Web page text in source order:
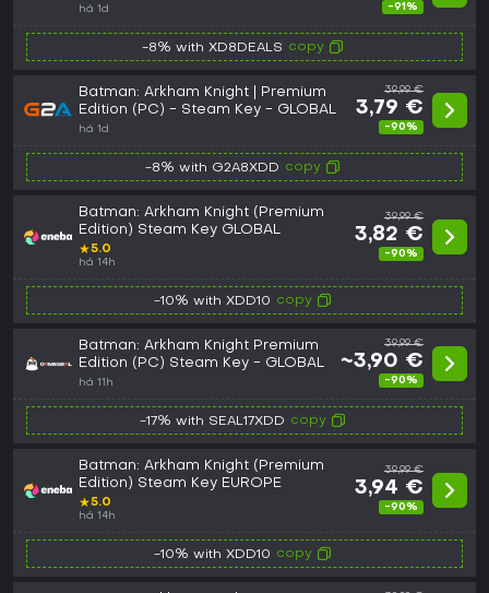
há 1d -91%
-8% with XD8DEALS copy
Batman: Arkham Knight | Premium
Edition (PC) - Steam Key - GLOBAL
há 1d
39,99 €
3,79 €
-90%
-8% with G2A8XDD copy
Batman: Arkham Knight (Premium
Edition) Steam Key GLOBAL
★5.0
há 14h
39,99 €
3,82 €
-90%
-10% with XDD10 copy
Batman: Arkham Knight Premium
Edition (PC) Steam Key - GLOBAL
há 11h
39,99 €
~3,90 €
-90%
-17% with SEAL17XDD copy
Batman: Arkham Knight (Premium
Edition) Steam Key EUROPE
★5.0
há 14h
39,99 €
3,94 €
-90%
-10% with XDD10 copy